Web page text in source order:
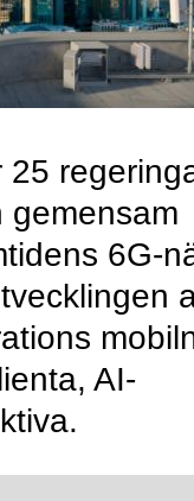
25
gemensam
6G-
AI-